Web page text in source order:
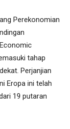
Perekonomian
tahap
Perjanjian
Eropa ini telah
19 putaran